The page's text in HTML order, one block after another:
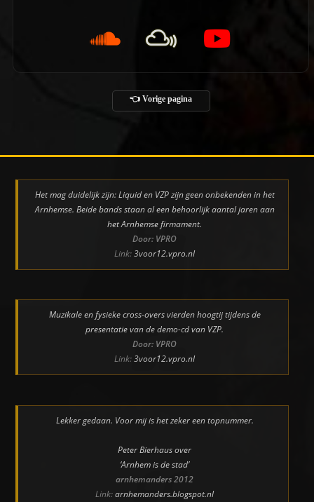
👈 Vorige pagina
Het mag duidelijk zijn: Liquid en VZP zijn geen onbekenden in het
Arnhemse. Beide bands staan al een behoorlijk aantal jaren aan
het Arnhemse firmament.
Door: VPRO
Link:3voor12.vpro.nl
Muzikale en fysieke cross-overs vierden hoogtij tijdens de
presentatie van de demo-cd van VZP.
Door: VPRO
Link:3voor12.vpro.nl
Lekker gedaan. Voor mij is het zeker een topnummer.
Peter Bierhaus over
‘Arnhem is de stad’
arnhemanders 2012
Link:arnhemanders.blogspot.nl